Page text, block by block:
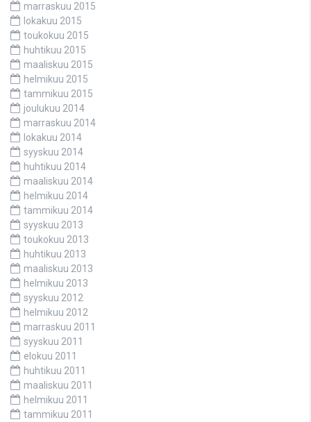
marraskuu 2015
lokakuu 2015
toukokuu 2015
huhtikuu 2015
maaliskuu 2015
helmikuu 2015
tammikuu 2015
joulukuu 2014
marraskuu 2014
lokakuu 2014
syyskuu 2014
huhtikuu 2014
maaliskuu 2014
helmikuu 2014
tammikuu 2014
syyskuu 2013
toukokuu 2013
huhtikuu 2013
maaliskuu 2013
helmikuu 2013
syyskuu 2012
helmikuu 2012
marraskuu 2011
syyskuu 2011
elokuu 2011
huhtikuu 2011
maaliskuu 2011
helmikuu 2011
tammikuu 2011